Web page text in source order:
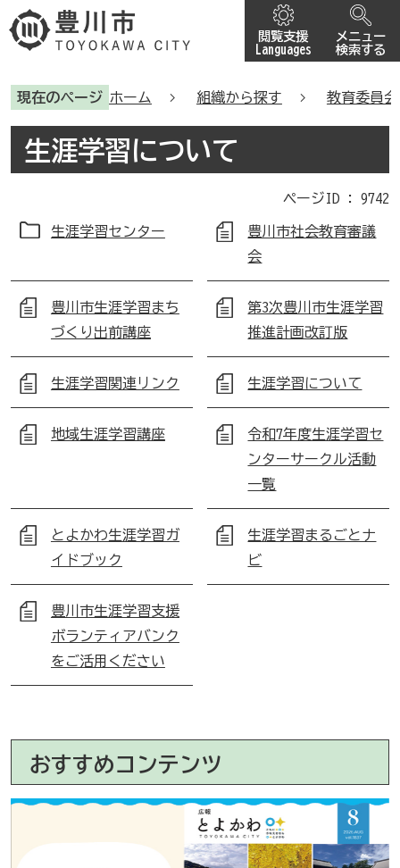
閲覧支援
Languages
メニュー
検索する
現在のページ ホーム 組織から探す 教育委員会
生涯学習について
ページID :9742
生涯学習センター
豊川市社会教育審議
会
豊川市生涯学習まち
づくり出前講座
第3次豊川市生涯学習
推進計画改訂版
生涯学習関連リンク 生涯学習について
地域生涯学習講座
令和7年度生涯学習セ
ンターサークル活動
一覧
とよかわ生涯学習ガ
イドブック
生涯学習まるごとナ
ビ
豊川市生涯学習支援
ボランティアバンク
をご活用ください
おすすめコンテンツ